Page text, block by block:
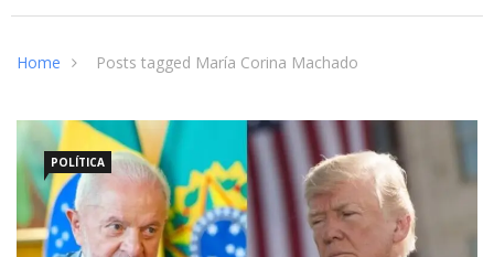
Home Posts tagged María Corina Machado
POLÍTICA